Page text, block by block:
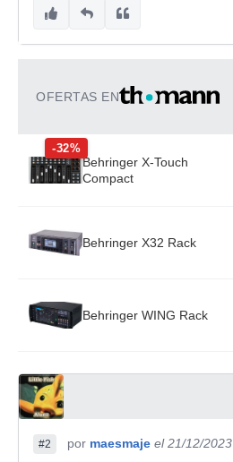
OFERTAS EN
-32%
Behringer X-Touch
Compact
Behringer X32 Rack
Behringer WING Rack
#2 por maesmaje el 21/12/2023